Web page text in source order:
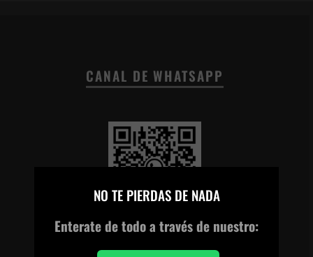
CANAL DE WHATSAPP
Escanea el código o
para unirte a nuestro
NO TE PIERDAS DE NADA
Enterate de todoa través de nuestro: